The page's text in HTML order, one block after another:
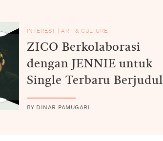
INTEREST |ART & CULTURE
ZICO Berkolaborasi
dengan JENNIE untuk
Single Terbaru Berjudul
"SPOT!"
BY DINAR PAMUGARI